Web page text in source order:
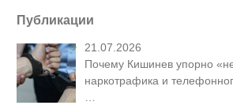
Публикации
21.07.2026
Почему Кишинев упорно
наркотрафика и
…